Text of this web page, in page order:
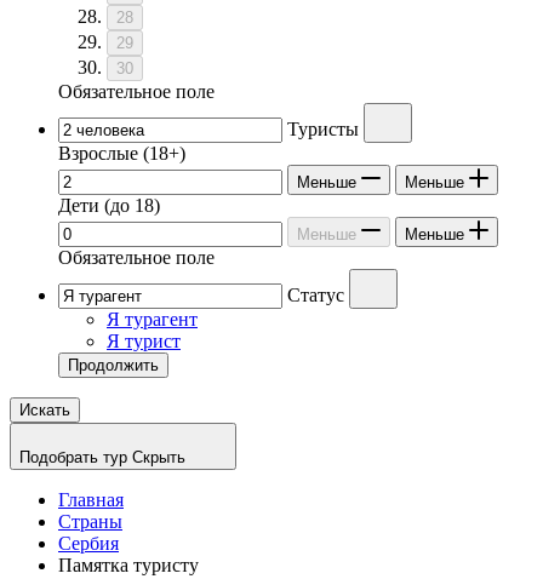
28
29
30
Обязательное поле
Туристы
Взрослые (18+)
Меньше Меньше
Дети (до 18)
Меньше Меньше
Обязательное поле
Статус
Я турагент
Я турист
Продолжить
Искать
Подобрать тур Скрыть
Главная
Страны
Сербия
Памятка туристу